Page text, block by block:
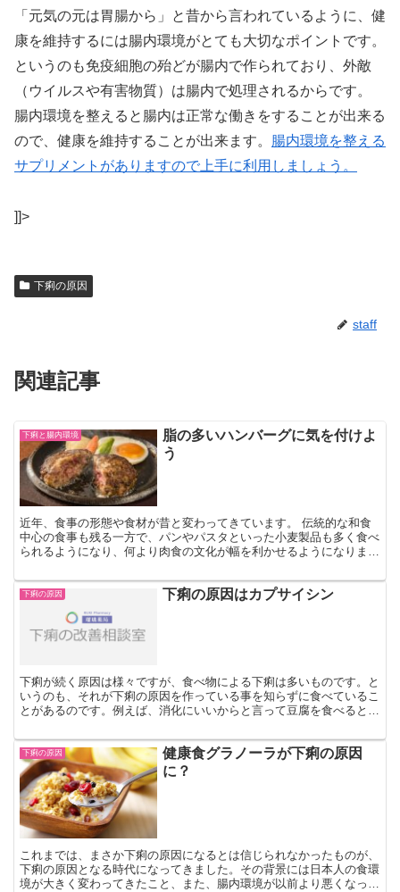
「元気の元は胃腸から」と昔から言われているように、健
康を維持するには腸内環境がとても大切なポイントです。
というのも免疫細胞の殆どが腸内で作られており、外敵
（ウイルスや有害物質）は腸内で処理されるからです。
腸内環境を整えると腸内は正常な働きをすることが出来る
ので、健康を維持することが出来ます。 腸内環境を整える
サプリメントがありますので上手に利用しましょう。
]]>
下痢の原因
staff
関連記事
下痢と腸内環境
脂の多いハンバーグに気を付けよ
う
近年、食事の形態や食材が昔と変わってきています。 伝統的な和食
中心の食事も残る一方で、パンやパスタといった小麦製品も多く食べ
られるようになり、何より肉食の文化が幅を利かせるようになりまし
下痢の原因 下痢の原因はカプサイシン
下痢が続く原因は様々ですが、食べ物による下痢は多いものです。と
いうのも、それが下痢の原因を作っている事を知らずに食べているこ
とがあるのです。例えば、消化にいいからと言って豆腐を食べるとに
下痢の原因
健康食グラノーラが下痢の原因
に？
これまでは、まさか下痢の原因になるとは信じられなかったものが、
下痢の原因となる時代になってきました。その背景には日本人の食環
境が大きく変わってきたこと、また、腸内環境が以前より悪くなって